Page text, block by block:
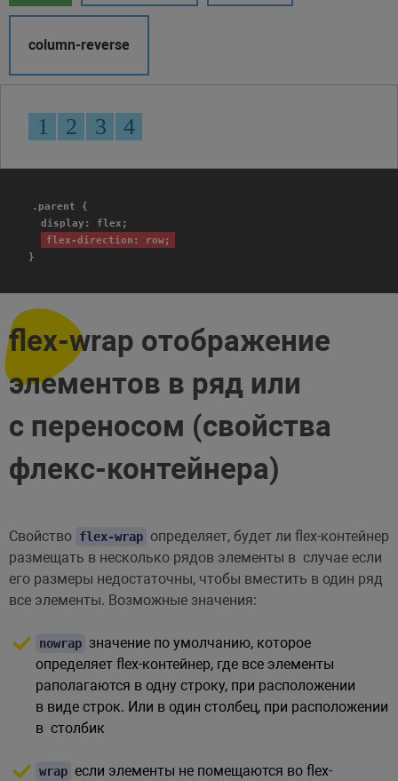
column-reverse
.parent {
display: flex;
flex-direction: row;
}
flex-wrap отображение
элементов в ряд или
с переносом (свойства
флекс-контейнера)
Свойство flex-wrap определяет, будет ли flex-контейнер
размещать в несколько рядов элементы в случае если
его размеры недостаточны, чтобы вместить в один ряд
все элементы. Возможные значения:
nowrap значение по умолчанию, которое
определяет flex-контейнер, где все элементы
раполагаются в одну строку, при расположении
в виде строк. Или в один столбец, при расположении
в столбик
wrap если элементы не помещаются во flex-